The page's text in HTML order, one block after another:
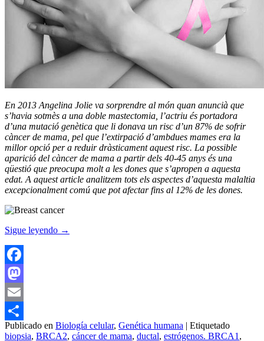
En 2013 Angelina Jolie va sorprendre al món quan anuncià que
s’havia sotmès a una doble mastectomia, l’actriu és portadora
d’una mutació genètica que li donava un risc d’un 87% de sofrir
càncer de mama, pel que l’extirpació d’ambdues mames era la
millor opció per a reduir dràsticament aquest risc. La possible
aparició del càncer de mama a partir dels 40-45 anys és una
qüestió que preocupa molt a les dones que s’apropen a aquesta
edat. A aquest article analitzem tots els aspectes d’aquesta malaltia
excepcionalment comú que pot afectar fins al 12% de les dones.
Sigue leyendo →
Facebook
Mastodon
Email
Compartir
Publicado en Biología celular, Genética humana | Etiquetado
biopsia, BRCA2, cáncer de mama, ductal, estrógenos. BRCA1 ,